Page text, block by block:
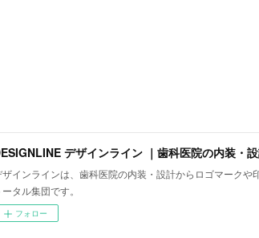
ザインラインは、歯科医院の内装・設計からロゴマークや
ータル集団です。
フォロー